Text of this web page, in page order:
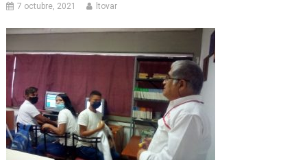
7 octubre, 2021 ltovar